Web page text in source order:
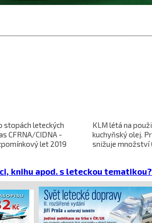
stopách leteckých
CFRNA/CIDNA -
let 2019
KLM létá na
kuchyňský olej.
snižuje množství
knihu apod. s leteckou